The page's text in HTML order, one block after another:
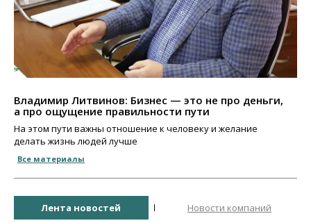
Владимир Литвинов: Бизнес — это не про деньги,
а про ощущение правильности пути
На этом пути важны отношение к человеку и желание
делать жизнь людей лучше
Все материалы
Лента новостей Новости компаний